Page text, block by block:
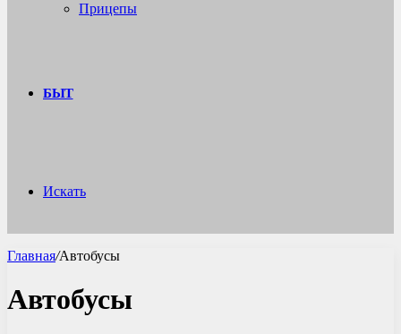
Прицепы
БЫТ
Искать
Главная/Автобусы
Автобусы